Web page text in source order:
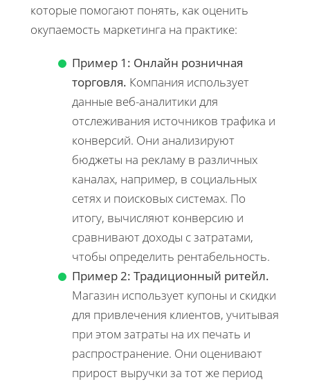
которые помогают понять, как оценить
окупаемость маркетинга на практике:
Пример 1: Онлайн розничная
торговля. Компания использует
данные веб-аналитики для
отслеживания источников трафика и
конверсий. Они анализируют
бюджеты на рекламу в различных
каналах, например, в социальных
сетях и поисковых системах. По
итогу, вычисляют конверсию и
сравнивают доходы с затратами,
чтобы определить рентабельность.
Пример 2: Традиционный ритейл.
Магазин использует купоны и скидки
для привлечения клиентов, учитывая
при этом затраты на их печать и
распространение. Они оценивают
прирост выручки за тот же период